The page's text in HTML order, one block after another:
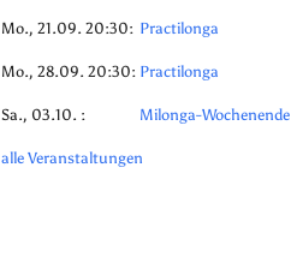
Mo., 21.09. 20:30: Practilonga
Mo., 28.09. 20:30: Practilonga
Sa., 03.10. : Milonga-Wochenende
alle Veranstaltungen